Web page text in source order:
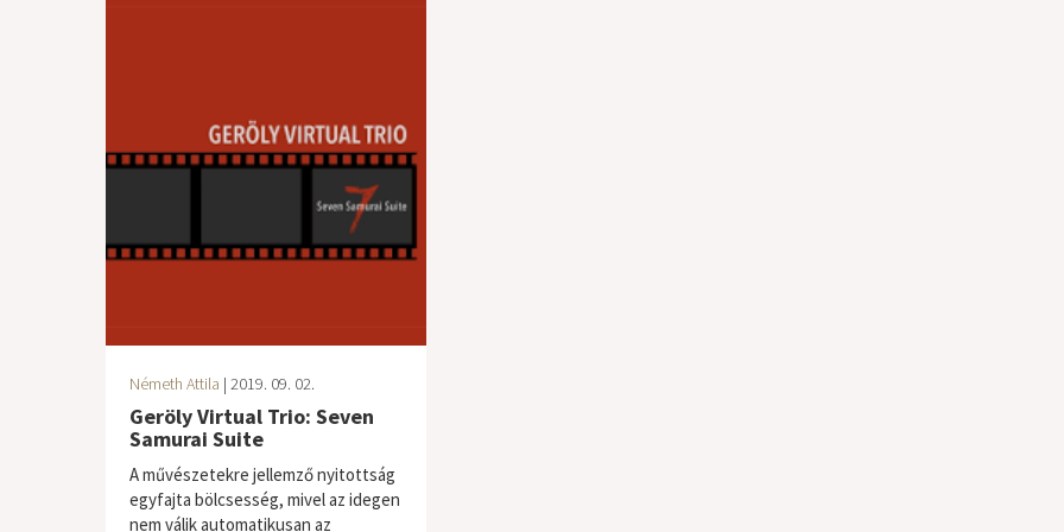
Németh Attila | 2019. 09. 02.
Geröly Virtual Trio: Seven
Samurai Suite
A művészetekre jellemző nyitottság
egyfajta bölcsesség, mivel az idegen
nem válik automatikusan az